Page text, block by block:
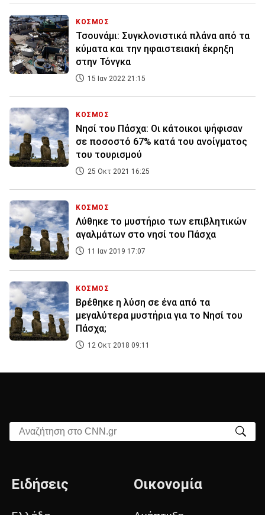
ΚΟΣΜΟΣ
Τσουνάμι: Συγκλονιστικά πλάνα από τα
κύματα και την ηφαιστειακή έκρηξη
στην Τόνγκα
15 Ιαν 2022 21:15
ΚΟΣΜΟΣ
Νησί του Πάσχα: Οι κάτοικοι ψήφισαν
σε ποσοστό 67% κατά του ανοίγματος
του τουρισμού
25 Οκτ 2021 16:25
ΚΟΣΜΟΣ
Λύθηκε το μυστήριο των επιβλητικών
αγαλμάτων στο νησί του Πάσχα
11 Ιαν 2019 17:07
ΚΟΣΜΟΣ
Βρέθηκε η λύση σε ένα από τα
μεγαλύτερα μυστήρια για το Νησί του
Πάσχα;
12 Οκτ 2018 09:11
Αναζήτηση στο CNN.gr
Ειδήσεις Οικονομία